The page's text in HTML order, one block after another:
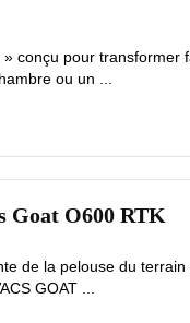
conçu pour transformer
ou un ...
Goat O600 RTK
de la pelouse du
GOAT ...